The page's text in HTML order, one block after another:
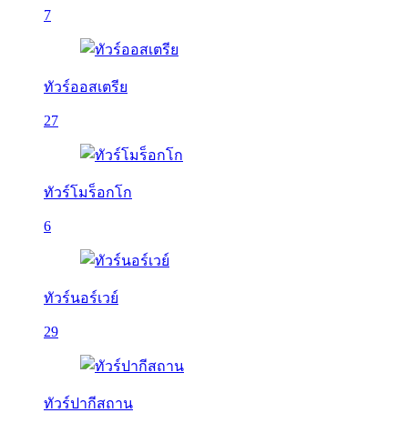
7
ทัวร์ออสเตรีย
27
ทัวร์โมร็อกโก
6
ทัวร์นอร์เวย์
29
ทัวร์ปากีสถาน